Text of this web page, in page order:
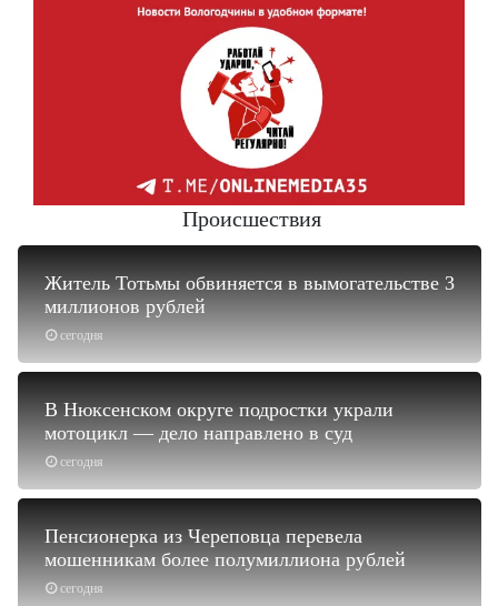
Происшествия
сегодня
Житель Тотьмы обвиняется в вымогательстве 3
миллионов рублей
сегодня
В Нюксенском округе подростки украли
мотоцикл — дело направлено в суд
сегодня
Пенсионерка из Череповца перевела
мошенникам более полумиллиона рублей